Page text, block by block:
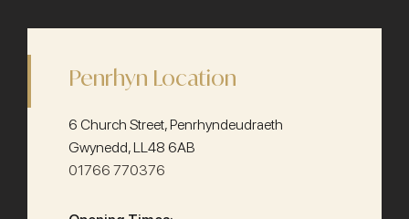
Penrhyn Location
6 Church Street, Penrhyndeudraeth
Gwynedd, LL48 6AB
01766 770376